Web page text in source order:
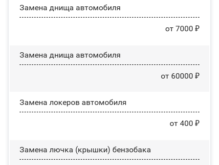
Замена днища автомобиля
от 7000 ₽
Замена днища автомобиля
от 60000 ₽
Замена лoĸepoв автомобиля
от 400 ₽
Замена лючка (крышки) бензобака